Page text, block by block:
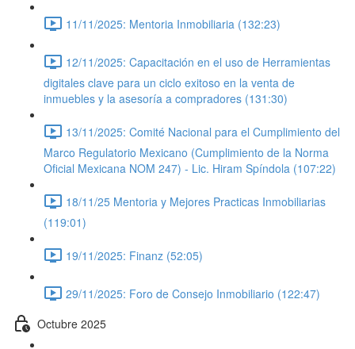
11/11/2025: Mentoria Inmobiliaria (132:23)
12/11/2025: Capacitación en el uso de Herramientas
digitales clave para un ciclo exitoso en la venta de
inmuebles y la asesoría a compradores (131:30)
13/11/2025: Comité Nacional para el Cumplimiento del
Marco Regulatorio Mexicano (Cumplimiento de la Norma
Oficial Mexicana NOM 247) - Lic. Hiram Spíndola (107:22)
18/11/25 Mentoria y Mejores Practicas Inmobiliarias
(119:01)
19/11/2025: Finanz (52:05)
29/11/2025: Foro de Consejo Inmobiliario (122:47)
Octubre 2025